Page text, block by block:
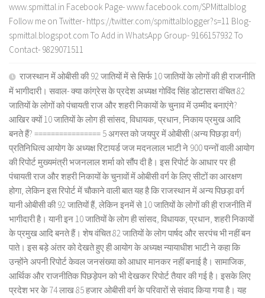
www.spmittal.in Facebook Page- www.facebook.com/SPMittalblog
Follow me on Twitter- https://twitter.com/spmittalblogger?s=11 Blog-
spmittal.blogspot.com To Add in WhatsApp Group- 9166157932 To
Contact- 9829071511
राजस्थान में ओबीसी की 92 जातियों में से सिर्फ 10 जातियों के लोगों की ही राजनीति
में भागीदारी। सवाल- क्या कांग्रेस के प्रदेश अध्यक्ष गोविंद सिंह डोटासरा वंचित 82
जातियों के लोगों को पंचायती राज और शहरी निकायों के चुनाव में उम्मीद बनाएंगे?
आखिर क्यों 10 जातियों के लोग ही सांसद, विधायक, प्रधान, निकाय प्रमुख आदि
बनते हैं? ================ 5 अगस्त को जयपुर में ओबीसी (अन्य पिछड़ा वर्ग)
प्रतिनिधित्व आयोग के अध्यक्ष रिटायर्ड जज मदनलाल भाटी ने 900 पन्नों वाली आयोग
की रिपोर्ट मुख्यमंत्री भजनलाल शर्मा को सौंप दी है। इस रिपोर्ट के आधार पर ही
पंचायती राज और शहरी निकायों के चुनावों में ओबीसी वर्ग के लिए सीटों का आरक्षण
होगा, लेकिन इस रिपोर्ट में चौकाने वाली बात यह है कि राजस्थान में अन्य पिछड़ा वर्ग
यानी ओबीसी की 92 जातियों हैं, लेकिन इनमें से 10 जातियों के लोगों की ही राजनीति में
भागीदारी है। यानी इन 10 जातियों के लोग ही सांसद, विधायक, प्रधान, शहरी निकायों
के प्रमुख आदि बनते हैं। शेष वंचित 82 जातियों के लोग पार्षद और सरपंच भी नहीं बन
पाते। इस बड़े अंतर को देखते हुए ही आयोग के अध्यक्ष न्यायाधीश भाटी ने कहा कि
उन्होंने अपनी रिपोर्ट केवल जनसंख्या को आधार मानकर नहीं बनाई है। सामाजिक,
आर्थिक और राजनीतिक पिछड़ेपन को भी देखकर रिपोर्ट तैयार की गई है। इसके लिए
प्रदेश भर के 74 लाख 85 हजार ओबीसी वर्ग के परिवारों से संवाद किया गया है। यह